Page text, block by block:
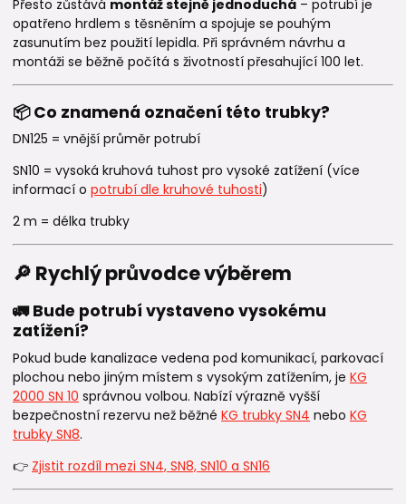
Přesto zůstává montáž stejně jednoduchá – potrubí je
opatřeno hrdlem s těsněním a spojuje se pouhým
zasunutím bez použití lepidla. Při správném návrhu a
montáži se běžně počítá s životností přesahující 100 let.
📦 Co znamená označení této trubky?
DN125 = vnější průměr potrubí
SN10 = vysoká kruhová tuhost pro vysoké zatížení (více
informací o potrubí dle kruhové tuhosti)
2 m = délka trubky
🔎 Rychlý průvodce výběrem
🚛 Bude potrubí vystaveno vysokému
zatížení?
Pokud bude kanalizace vedena pod komunikací, parkovací
plochou nebo jiným místem s vysokým zatížením, je KG
2000 SN 10 správnou volbou. Nabízí výrazně vyšší
bezpečnostní rezervu než běžné KG trubky SN4 nebo KG
trubky SN8.
👉 Zjistit rozdíl mezi SN4, SN8, SN10 a SN16